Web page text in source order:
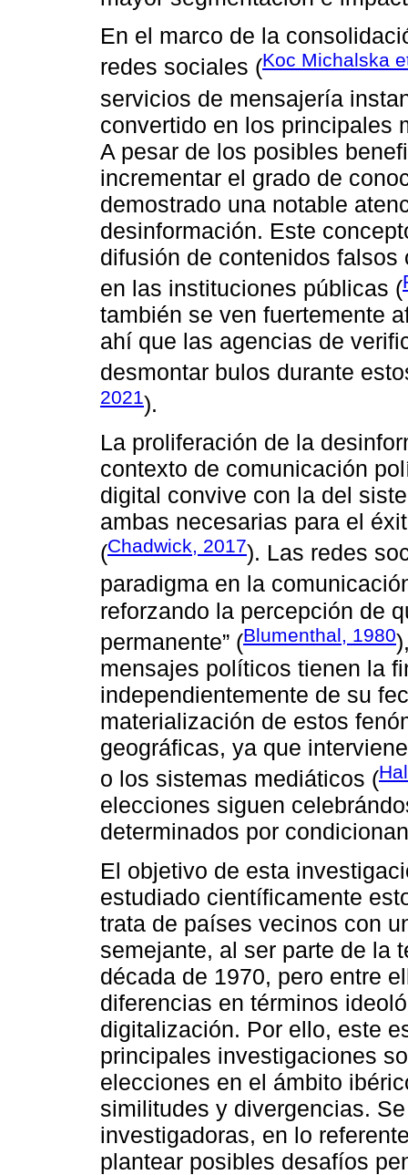
En el marco de la
redes sociales (Koc Michalska
servicios de mensajería
convertido en los principales
A pesar de los posibles
incrementar el grado de
demostrado una notable
desinformación. Este
difusión de contenidos
en las instituciones públicas (
también se ven fuertemente
ahí que las agencias de
desmontar bulos durante
2021).
La proliferación de la
contexto de comunicación
digital convive con la del
ambas necesarias para el
(Chadwick, 2017). Las redes
paradigma en la
reforzando la percepción de
permanente” (Blumenthal, 1980
mensajes políticos tienen la
independientemente de su
materialización de estos
geográficas, ya que
o los sistemas mediáticos (
elecciones siguen
determinados por
El objetivo de esta
estudiado científicamente
trata de países vecinos con
semejante, al ser parte de la
década de 1970, pero entre
diferencias en términos
digitalización. Por ello, este
principales investigaciones
elecciones en el ámbito
similitudes y divergencias.
investigadoras, en lo
plantear posibles desafíos